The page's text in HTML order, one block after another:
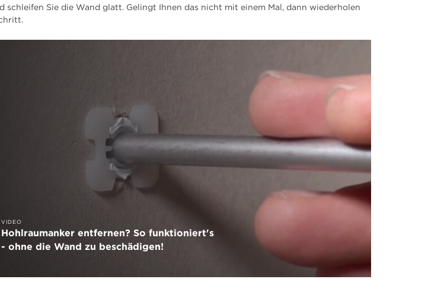
schleifen Sie die Wand glatt. Gelingt Ihnen das nicht mit einem Mal, dann wiederholen
VIDEO
Hohlraumanker entfernen? So funktioniert's
- ohne die Wand zu beschädigen!